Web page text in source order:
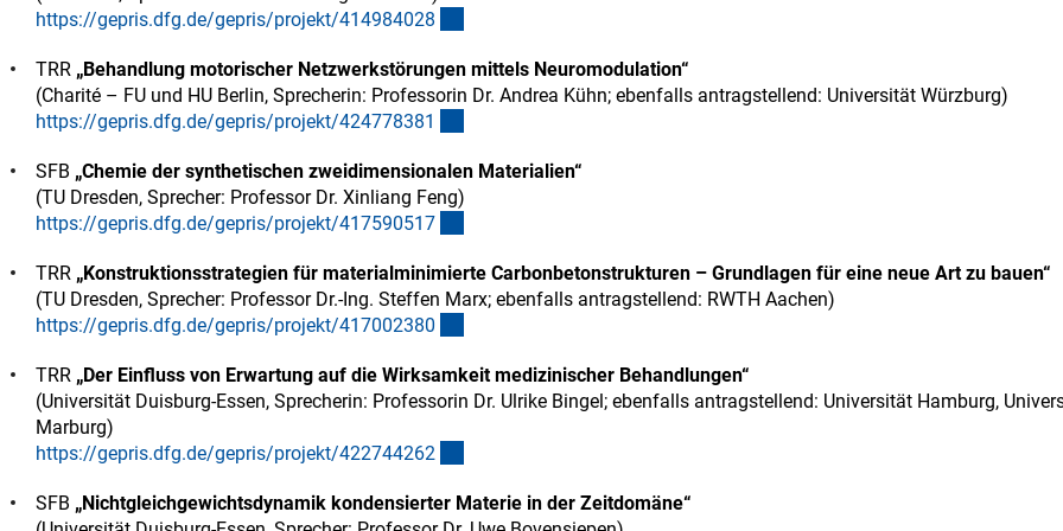
https://gepris.dfg.de/gepris/projekt/414984028
TRR „Behandlung motorischer Netzwerkstörungen mittels Neuromodulation“
(Charité – FU und HU Berlin, Sprecherin: Professorin Dr. Andrea Kühn; ebenfalls antragstellend: Universität Würzburg)
https://gepris.dfg.de/gepris/projekt/424778381
SFB „Chemie der synthetischen zweidimensionalen Materialien“
(TU Dresden, Sprecher: Professor Dr. Xinliang Feng)
https://gepris.dfg.de/gepris/projekt/417590517
TRR „Konstruktionsstrategien für materialminimierte Carbonbetonstrukturen – Grundlagen für eine neue Art zu bauen“
(TU Dresden, Sprecher: Professor Dr.-Ing. Steffen Marx; ebenfalls antragstellend: RWTH Aachen)
https://gepris.dfg.de/gepris/projekt/417002380
TRR „Der Einfluss von Erwartung auf die Wirksamkeit medizinischer Behandlungen“
(Universität Duisburg-Essen, Sprecherin: Professorin Dr. Ulrike Bingel; ebenfalls antragstellend: Universität Hamburg,
Marburg)
https://gepris.dfg.de/gepris/projekt/422744262
SFB „Nichtgleichgewichtsdynamik kondensierter Materie in der Zeitdomäne“